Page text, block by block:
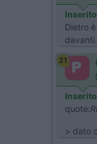
Dietro
21
quote:
> dato